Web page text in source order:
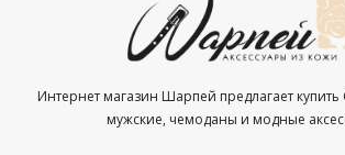
Интернет магазин Шарпей предлагает
мужские, чемоданы и модные